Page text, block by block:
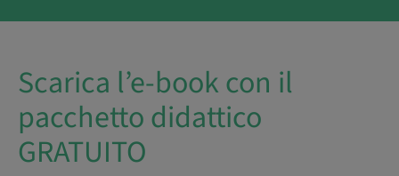
Scarica l’e-book con il
pacchetto didattico
GRATUITO